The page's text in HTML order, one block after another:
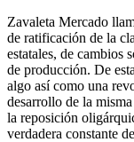
Zavaleta Mercado
de ratificación de la
estatales, de cambios
de producción. De
algo así como una
desarrollo de la
la reposición
verdadera constante